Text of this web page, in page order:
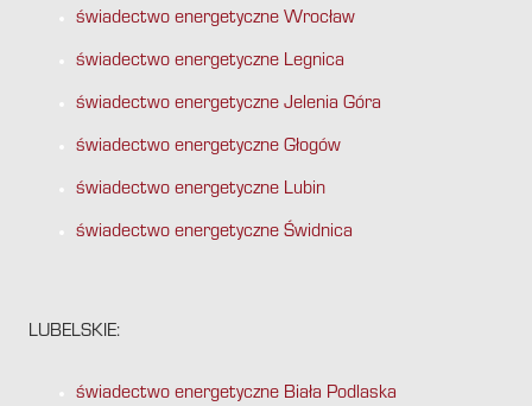
świadectwo energetyczne Wrocław
świadectwo energetyczne Legnica
świadectwo energetyczne Jelenia Góra
świadectwo energetyczne Głogów
świadectwo energetyczne Lubin
świadectwo energetyczne Świdnica
LUBELSKIE:
świadectwo energetyczne Biała Podlaska